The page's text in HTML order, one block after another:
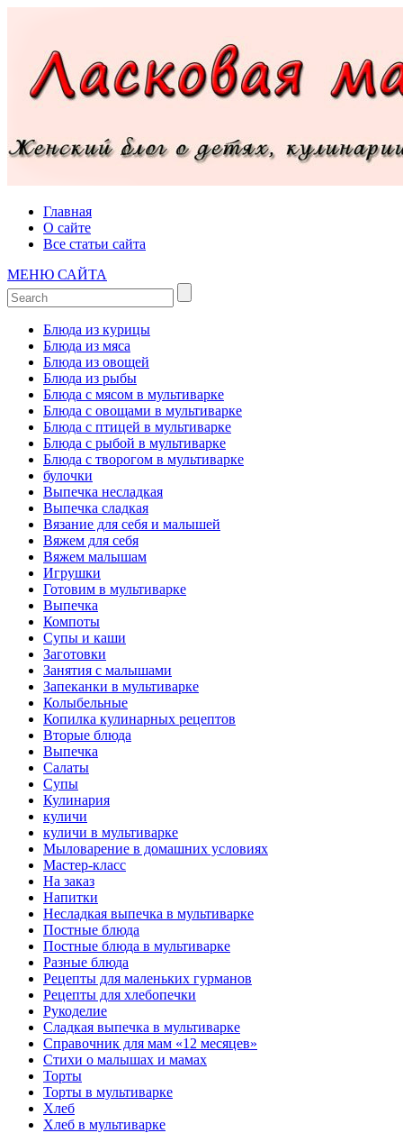
Главная
О сайте
Все статьи сайта
МЕНЮ САЙТА
Блюда из курицы
Блюда из мяса
Блюда из овощей
Блюда из рыбы
Блюда с мясом в мультиварке
Блюда с овощами в мультиварке
Блюда с птицей в мультиварке
Блюда с рыбой в мультиварке
Блюда с творогом в мультиварке
булочки
Выпечка несладкая
Выпечка сладкая
Вязание для себя и малышей
Вяжем для себя
Вяжем малышам
Игрушки
Готовим в мультиварке
Выпечка
Компоты
Супы и каши
Заготовки
Занятия с малышами
Запеканки в мультиварке
Колыбельные
Копилка кулинарных рецептов
Вторые блюда
Выпечка
Салаты
Супы
Кулинария
куличи
куличи в мультиварке
Мыловарение в домашних условиях
Мастер-класс
На заказ
Напитки
Несладкая выпечка в мультиварке
Постные блюда
Постные блюда в мультиварке
Разные блюда
Рецепты для маленьких гурманов
Рецепты для хлебопечки
Рукоделие
Сладкая выпечка в мультиварке
Справочник для мам «12 месяцев»
Стихи о малышах и мамах
Торты
Торты в мультиварке
Хлеб
Хлеб в мультиварке